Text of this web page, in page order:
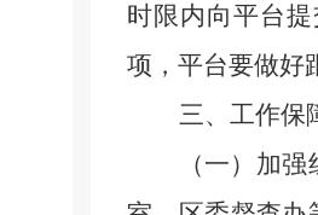
时限内向平台
项，平台要做好
三、工作保
（一）加强